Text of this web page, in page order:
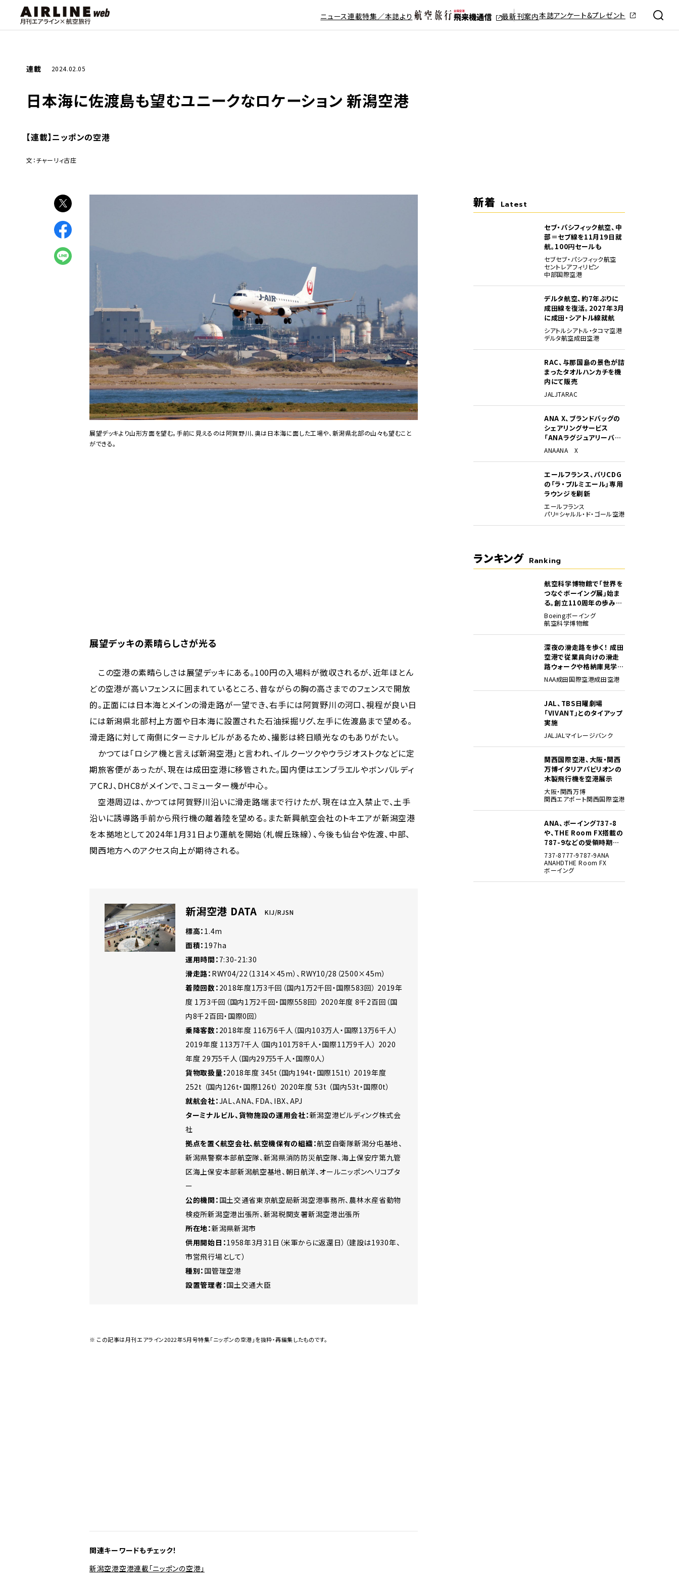
ニュース連載特集／本誌より 最新刊案内本誌アンケート&プレゼント
連載 2024.02.05
日本海に佐渡島も望むユニークなロケーション 新潟空港
【連載】ニッポンの空港
文：チャーリィ古庄
展望デッキより山形方面を望む。手前に見えるのは阿賀野川、奥は日本海に面した工場や、新潟県北部の山々も望むこと
ができる。
展望デッキの素晴らしさが光る
この空港の素晴らしさは展望デッキにある。100円の入場料が徴収されるが、近年ほとん
どの空港が高いフェンスに囲まれているところ、昔ながらの胸の高さまでのフェンスで開放
的。正面には日本海とメインの滑走路が一望でき、右手には阿賀野川の河口、視程が良い日
には新潟県北部村上方面や日本海に設置された石油採掘リグ、左手に佐渡島まで望める。
滑走路に対して南側にターミナルビルがあるため、撮影は終日順光なのもありがたい。
かつては「ロシア機と言えば新潟空港」と言われ、イルクーツクやウラジオストクなどに定
期旅客便があったが、現在は成田空港に移管された。国内便はエンブラエルやボンバルディ
アCRJ、DHC8がメインで、コミューター機が中心。
空港周辺は、かつては阿賀野川沿いに滑走路端まで行けたが、現在は立入禁止で、土手
沿いに誘導路手前から飛行機の離着陸を望める。また新興航空会社のトキエアが新潟空港
を本拠地として2024年1月31日より運航を開始（札幌丘珠線）、今後も仙台や佐渡、中部、
関西地方へのアクセス向上が期待される。
新潟空港 DATA KIJ/RJSN
標高： 1.4m
面積： 197ha
運用時間： 7:30-21:30
滑走路： RWY04/22（1314×45m）、RWY10/28（2500×45m）
着陸回数： 2018年度1万3千回（国内1万2千回・国際583回） 2019年
度 1万3千回（国内1万2千回・国際558回） 2020年度 8千2百回（国
内8千2百回・国際0回）
乗降客数： 2018年度 116万6千人（国内103万人・国際13万6千人）
2019年度 113万7千人（国内101万8千人・国際11万9千人） 2020
年度 29万5千人（国内29万5千人・国際0人）
貨物取扱量：2018年度 345t（国内194t・国際151t） 2019年度
252t （国内126t・国際126t） 2020年度 53t （国内53t・国際0t）
就航会社：JAL、ANA、FDA、IBX、APJ
ターミナルビル、貨物施設の運用会社：新潟空港ビルディング株式会
社
拠点を置く航空会社、航空機保有の組織：航空自衛隊新潟分屯基地、
新潟県警察本部航空隊、新潟県消防防災航空隊、海上保安庁第九管
区海上保安本部新潟航空基地、朝日航洋、オールニッポンヘリコプタ
ー
公的機関： 国土交通省東京航空局新潟空港事務所、農林水産省動物
検疫所新潟空港出張所、新潟税関支署新潟空港出張所
所在地：新潟県新潟市
供用開始日：1958年3月31日（米軍からに返還日）（建設は1930年、
市営飛行場として）
種別： 国管理空港
設置管理者：国土交通大臣
※ この記事は月刊エアライン2022年5月号特集「ニッポンの空港」を抜粋・再編集したものです。
関連キーワードもチェック！
新潟空港空港連載「ニッポンの空港」
新着 Latest
セブ・パシフィック航空、中
部＝セブ線を11月19日就
航。100円セールも
セブセブ・パシフィック航空
セントレアフィリピン
中部国際空港
デルタ航空、約7年ぶりに
成田線を復活。2027年3月
に成田・シアトル線就航
シアトルシアトル・タコマ空港
デルタ航空成田空港
RAC、与那国島の景色が詰
まったタオルハンカチを機
内にて販売
JAL JTARAC
ANA X、ブランドバッグの
シェアリングサービス
「ANAラグジュアリーバッ
グ」開始
ANAANA X
エールフランス、パリCDG
の「ラ・プルミエール」専用
ラウンジを刷新
エールフランス
パリ=シャルル・ド・ゴール空港
ランキング Ranking
航空科学博物館で「世界を
つなぐボーイング展」始ま
る。創立110周年の歩みを
貴重な資料でたどる
Boeingボーイング
航空科学博物館
深夜の滑走路を歩く！ 成田
空港で従業員向けの滑走
路ウォークや格納庫見学イ
ベントを初開催
NAA成田国際空港成田空港
JAL、TBS日曜劇場
「VIVANT」とのタイアップ
実施
JAL JALマイレージバンク
関西国際空港、大阪・関西
万博イタリアパビリオンの
木製飛行機を空港展示
大阪・関西万博
関西エアポート関西国際空港
ANA、ボーイング737-8
や、THE Room FX搭載の
787-9などの受領時期見
込みを明らかに
737-8777-9787-9ANA
ANAHDTHE Room FX
ボーイング